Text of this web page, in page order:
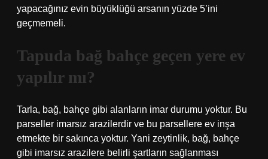
yapacağınız evin büyüklüğü arsanın yüzde 5’ini
geçmemeli.
Tapuda bağ bahçe geçen yere ev
yapılır mı?
Tarla, bağ, bahçe gibi alanların imar durumu yoktur. Bu
parseller imarsız arazilerdir ve bu parsellere ev inşa
etmekte bir sakınca yoktur. Yani zeytinlik, bağ, bahçe
gibi imarsız arazilere belirli şartların sağlanması